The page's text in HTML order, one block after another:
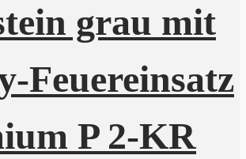
grau mit
Feuereinsatz
P 2-KR